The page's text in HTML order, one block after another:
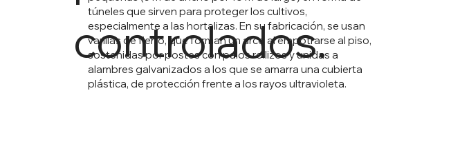
controlados.
túneles que sirven para proteger los cultivos,
especialmente a las hortalizas. En su fabricación, se usan
varillas de fierro, que forman un arco al empotrarse al piso,
sostenidas por postes con palos rollizos y unidas a
alambres galvanizados a los que se amarra una cubierta
plástica, de protección frente a los rayos ultravioleta.